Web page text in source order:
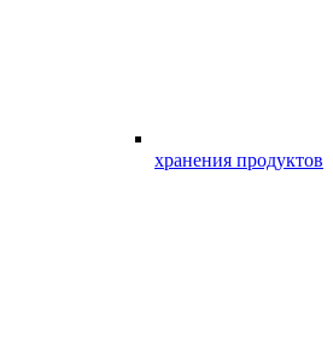
хранения продуктов